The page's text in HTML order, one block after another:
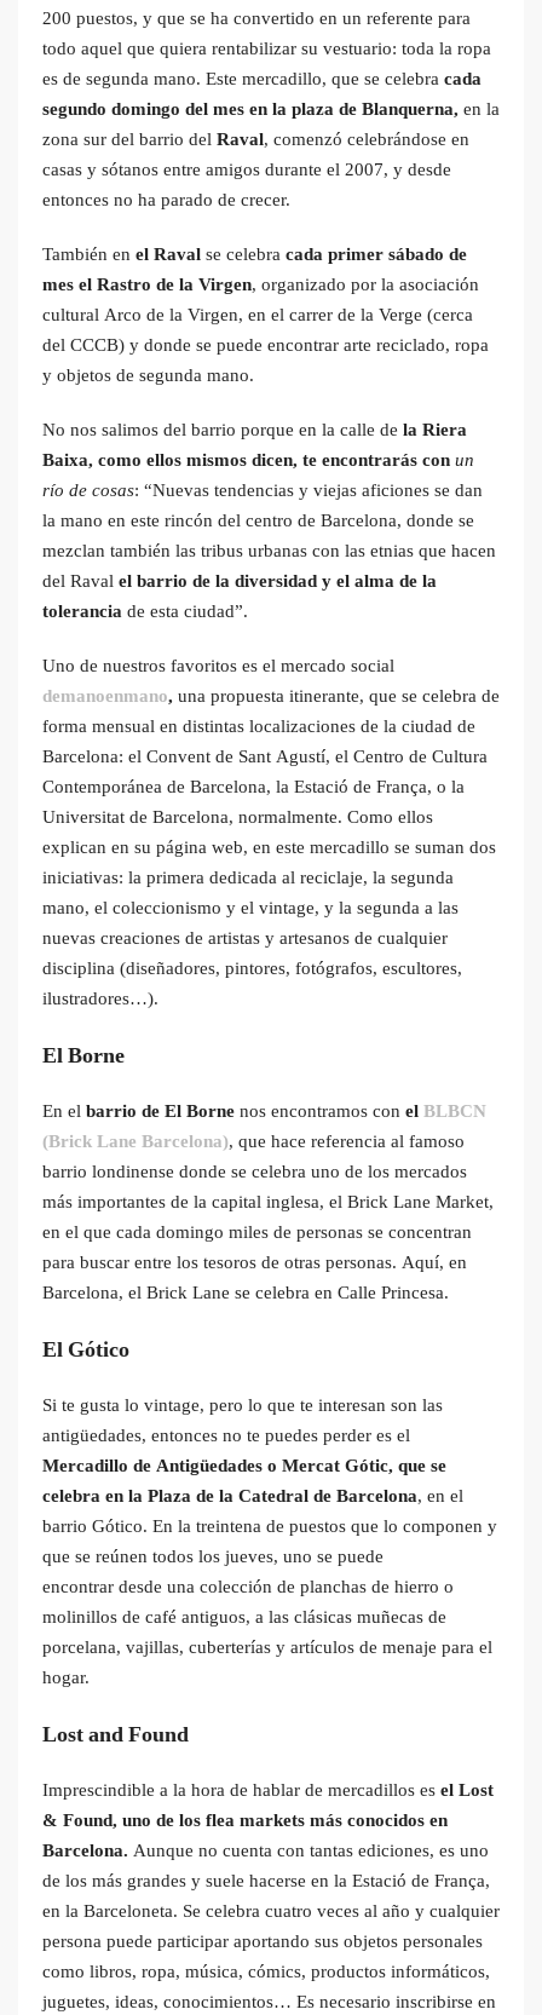
200 puestos, y que se ha convertido en un referente para
todo aquel que quiera rentabilizar su vestuario: toda la ropa
es de segunda mano. Este mercadillo, que se celebra cada
segundo domingo del mes en la plaza de Blanquerna, en la
zona sur del barrio del Raval, comenzó celebrándose en
casas y sótanos entre amigos durante el 2007, y desde
entonces no ha parado de crecer.
También en el Raval se celebra cada primer sábado de
mes el Rastro de la Virgen, organizado por la asociación
cultural Arco de la Virgen, en el carrer de la Verge (cerca
del CCCB) y donde se puede encontrar arte reciclado, ropa
y objetos de segunda mano.
No nos salimos del barrio porque en la calle de la Riera
Baixa, como ellos mismos dicen, te encontrarás con un
río de cosas: “Nuevas tendencias y viejas aficiones se dan
la mano en este rincón del centro de Barcelona, donde se
mezclan también las tribus urbanas con las etnias que hacen
del Raval el barrio de la diversidad y el alma de la
tolerancia de esta ciudad”.
Uno de nuestros favoritos es el mercado social
demanoenmano, una propuesta itinerante, que se celebra de
forma mensual en distintas localizaciones de la ciudad de
Barcelona: el Convent de Sant Agustí, el Centro de Cultura
Contemporánea de Barcelona, la Estació de França, o la
Universitat de Barcelona, normalmente. Como ellos
explican en su página web, en este mercadillo se suman dos
iniciativas: la primera dedicada al reciclaje, la segunda
mano, el coleccionismo y el vintage, y la segunda a las
nuevas creaciones de artistas y artesanos de cualquier
disciplina (diseñadores, pintores, fotógrafos, escultores,
ilustradores…).
El Borne
En el barrio de El Borne nos encontramos con el BLBCN
(Brick Lane Barcelona), que hace referencia al famoso
barrio londinense donde se celebra uno de los mercados
más importantes de la capital inglesa, el Brick Lane Market,
en el que cada domingo miles de personas se concentran
para buscar entre los tesoros de otras personas. Aquí, en
Barcelona, el Brick Lane se celebra en Calle Princesa.
El Gótico
Si te gusta lo vintage, pero lo que te interesan son las
antigüedades, entonces no te puedes perder es el
Mercadillo de Antigüedades o Mercat Gótic, que se
celebra en la Plaza de la Catedral de Barcelona, en el
barrio Gótico. En la treintena de puestos que lo componen y
que se reúnen todos los jueves, uno se puede
encontrar desde una colección de planchas de hierro o
molinillos de café antiguos, a las clásicas muñecas de
porcelana, vajillas, cuberterías y artículos de menaje para el
hogar.
Lost and Found
Imprescindible a la hora de hablar de mercadillos es el Lost
& Found, uno de los flea markets más conocidos en
Barcelona. Aunque no cuenta con tantas ediciones, es uno
de los más grandes y suele hacerse en la Estació de França,
en la Barceloneta. Se celebra cuatro veces al año y cualquier
persona puede participar aportando sus objetos personales
como libros, ropa, música, cómics, productos informáticos,
juguetes, ideas, conocimientos… Es necesario inscribirse en